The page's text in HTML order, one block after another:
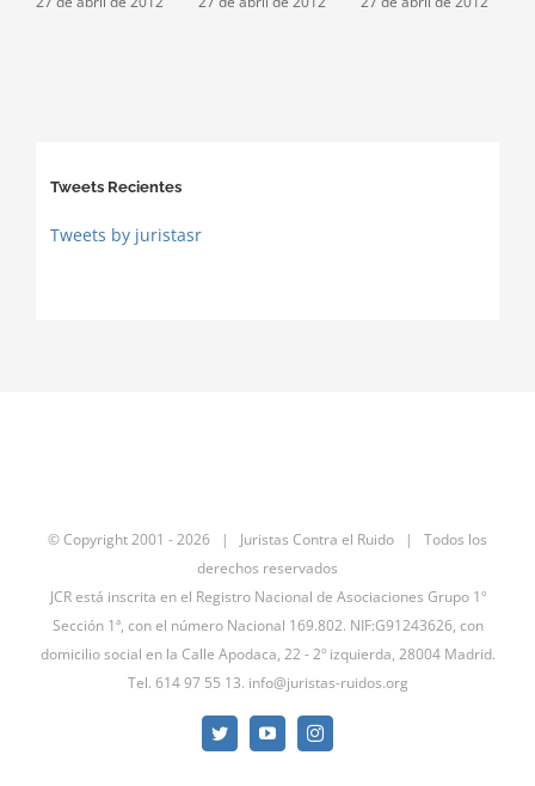
Tweets Recientes
Tweets by juristasr
© Copyright 2001 -2026 | Juristas Contra el Ruido | Todos los
derechos reservados
JCR está inscrita en el Registro Nacional de Asociaciones Grupo 1º
Sección 1ª, con el número Nacional 169.802. NIF:G91243626, con
domicilio social en la Calle Apodaca, 22 - 2º izquierda, 28004 Madrid.
Tel. 614 97 55 13. info@juristas-ruidos.org
TwitterYouTubeInstagram